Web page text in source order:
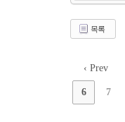
목록
‹ Prev
6 7